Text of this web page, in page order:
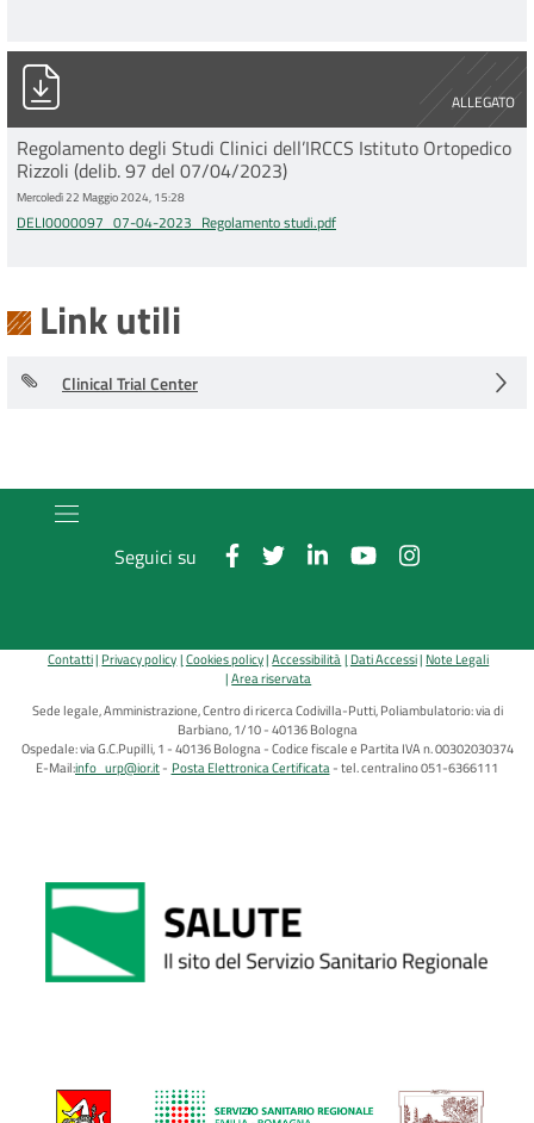
ALLEGATO
DELI0000097_07-04-2023_Regolamento studi.pdf
Regolamento degli Studi Clinici dell’IRCCS Istituto Ortopedico
Rizzoli (delib. 97 del 07/04/2023)
Mercoledì 22 Maggio 2024, 15:28
DELI0000097_07-04-2023_Regolamento studi.pdf
Link utili
Clinical Trial Center
Seguici su
Contatti Privacy policy Cookies policy Accessibilità Dati Accessi Note Legali
Area riservata
Sede legale, Amministrazione, Centro di ricerca Codivilla-Putti, Poliambulatorio: via di
Barbiano, 1/10 - 40136 Bologna
Ospedale: via G.C.Pupilli, 1 - 40136 Bologna - Codice fiscale e Partita IVA n. 00302030374
E-Mail:info_urp@ior.it Posta Elettronica Certificata tel. centralino 051-6366111